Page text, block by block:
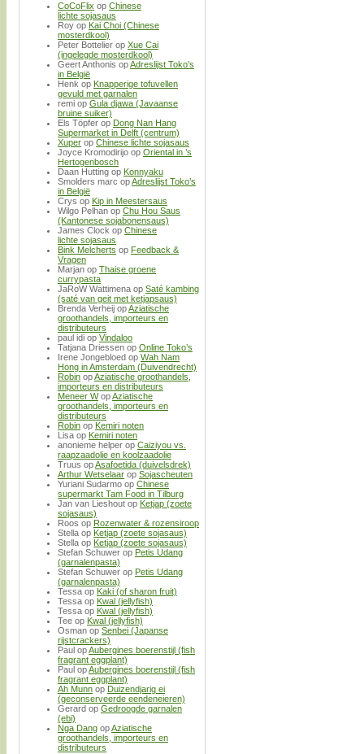
CoCoFlix op Chinese
lichte sojasaus
Roy op Kai Choi (Chinese
mosterdkool)
Peter Bottelier op Xue Cai
(ingelegde mosterdkool)
Geert Anthonis opAdreslijst Toko’s
in België
Henk op Knapperige tofuvellen
gevuld met garnalen
remi op Gula djawa (Javaanse
bruine suiker)
Els Töpfer op Dong Nan Hang
Supermarket in Delft (centrum)
Xuper op Chinese lichte sojasaus
Joyce Kromodirijo op Oriental in ’s
Hertogenbosch
Daan Hutting op Konnyaku
Smolders marc opAdreslijst Toko’s
in België
Crys op Kip in Meestersaus
Wilgo Pelhan op Chu Hou Saus
(Kantonese sojabonensaus)
James Clock op Chinese
lichte sojasaus
Bink Melcherts op Feedback &
Vragen
Marjan op Thaise groene
currypasta
JaRoW Wattimena op Saté kambing
(saté van geit met ketjapsaus)
Brenda Verheij opAziatische
groothandels, importeurs en
distributeurs
paul idi op Vindaloo
Tatjana Driessen op Online Toko’s
Irene Jongebloed op Wah Nam
Hong in Amsterdam (Duivendrecht)
Robin opAziatische groothandels,
importeurs en distributeurs
Meneer WopAziatische
groothandels, importeurs en
distributeurs
Robin op Kemiri noten
Lisa op Kemiri noten
anonieme helper op Caiziyou vs.
raapzaadolie en koolzaadolie
Truus opAsafoetida (duivelsdrek)
Arthur Wetselaar op Sojascheuten
Yuriani Sudarmo op Chinese
supermarkt Tam Food in Tilburg
Jan van Lieshout op Ketjap (zoete
sojasaus)
Roos op Rozenwater & rozensiroop
Stella op Ketjap (zoete sojasaus)
Stella op Ketjap (zoete sojasaus)
Stefan Schuwer op Petis Udang
(garnalenpasta)
Stefan Schuwer op Petis Udang
(garnalenpasta)
Tessa op Kaki (of sharon fruit)
Tessa op Kwal (jellyfish)
Tessa op Kwal (jellyfish)
Tee op Kwal (jellyfish)
Osman op Senbei (Japanse
rijstcrackers)
Paul opAubergines boerenstijl (fish
fragrant eggplant)
Paul opAubergines boerenstijl (fish
fragrant eggplant)
Ah Munn op Duizendjarig ei
(geconserveerde eendeneieren)
Gerard op Gedroogde garnalen
(ebi)
Nga Dang opAziatische
groothandels, importeurs en
distributeurs